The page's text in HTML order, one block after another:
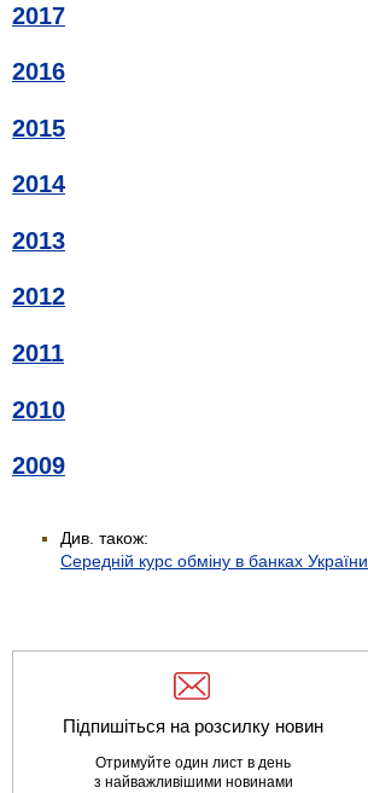
2017
2016
2015
2014
2013
2012
2011
2010
2009
Див. також:
Середній курс обміну в банках України
Підпишіться на розсилку новин
Отримуйте один лист в день
з найважливішими новинами